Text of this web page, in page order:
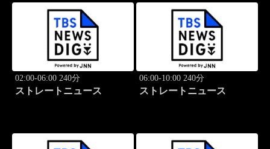
02:00-06:00 240分
ストレートニュース
06:00-10:00 240分
ストレートニュース